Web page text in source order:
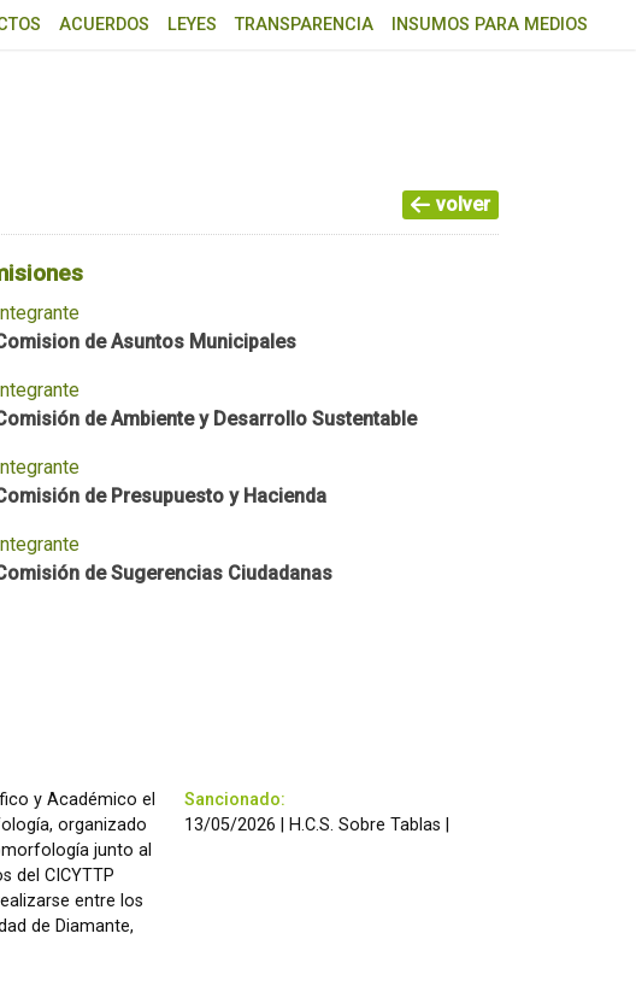
ACUERDOS LEYES TRANSPARENCIA INSUMOS PARA MEDIOS
volver
de Asuntos Municipales
de Ambiente y Desarrollo Sustentable
de Presupuesto y Hacienda
de Sugerencias Ciudadanas
y Académico el
organizado
junto al
del CICYTTP
entre los
de Diamante,
Sancionado:
13/05/2026 | H.C.S. Sobre Tablas |